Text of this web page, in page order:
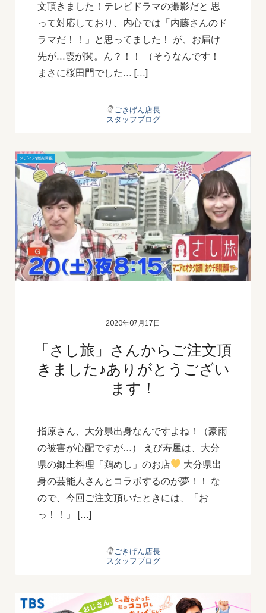
文頂きました！テレビドラマの撮影だと 思
って対応しており、内心では「内藤さんのド
ラマだ！！」と思ってました！ が、お届け
先が…霞が関。ん？！！ （そうなんです！
まさに桜田門でした… […]
ごきげん店長
スタッフブログ
2020年07月17日
「さし旅」さんからご注文頂
きました♪ありがとうござい
ます！
指原さん、大分県出身なんですよね！（豪雨
の被害が心配ですが…） えび寿屋は、大分
県の郷土料理「鶏めし」のお店
大分県出
身の芸能人さんとコラボするのが夢！！ な
ので、今回ご注文頂いたときには、「お
っ！！」 […]
ごきげん店長
スタッフブログ